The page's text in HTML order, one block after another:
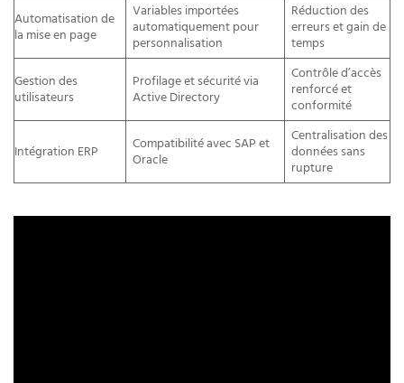
Automatisation de
la mise en page
Variables importées
automatiquement pour
personnalisation
Réduction des
erreurs et gain de
temps
Gestion des
utilisateurs
Profilage et sécurité via
Active Directory
Contrôle d’accès
renforcé et
conformité
Intégration ERP
Compatibilité avec SAP et
Oracle
Centralisation des
données sans
rupture